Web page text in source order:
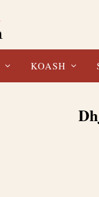
KOASH